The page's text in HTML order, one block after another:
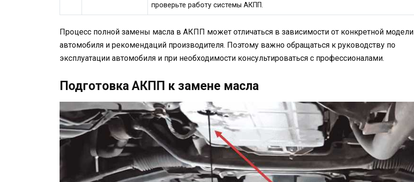
проверьте работу системы АКПП.
Процесс полной замены масла в АКПП может отличаться в зависимости от конкретной модели
автомобиля и рекомендаций производителя. Поэтому важно обращаться к руководству по
эксплуатации автомобиля и при необходимости консультироваться с профессионалами.
Подготовка АКПП к замене масла